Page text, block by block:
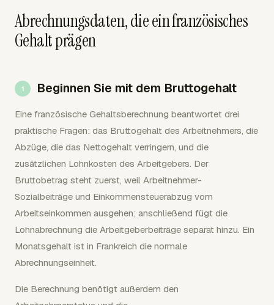
Abrechnungsdaten, die ein französisches
Gehalt prägen
Beginnen Sie mit dem Bruttogehalt
Eine französische Gehaltsberechnung beantwortet drei
praktische Fragen: das Bruttogehalt des Arbeitnehmers, die
Abzüge, die das Nettogehalt verringern, und die
zusätzlichen Lohnkosten des Arbeitgebers. Der
Bruttobetrag steht zuerst, weil Arbeitnehmer-
Sozialbeiträge und Einkommensteuerabzug vom
Arbeitseinkommen ausgehen; anschließend fügt die
Lohnabrechnung die Arbeitgeberbeiträge separat hinzu. Ein
Monatsgehalt ist in Frankreich die normale
Abrechnungseinheit.
Die Berechnung benötigt außerdem den